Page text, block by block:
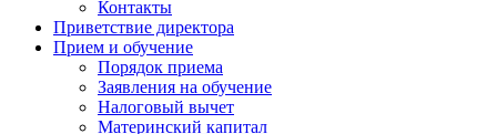
Контакты
Приветствие директора
Прием и обучение
Порядок приема
Заявления на обучение
Налоговый вычет
Материнский капитал